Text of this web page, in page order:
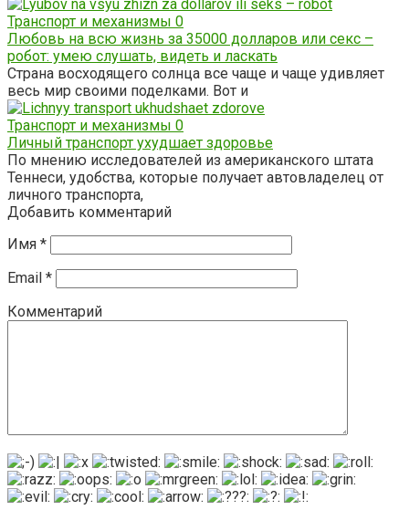
Транспорт и механизмы 0
Любовь на всю жизнь за 35000 долларов или секс –
робот: умею слушать, видеть и ласкать
Страна восходящего солнца все чаще и чаще удивляет
весь мир своими поделками. Вот и
Транспорт и механизмы 0
Личный транспорт ухудшает здоровье
По мнению исследователей из американского штата
Теннеси, удобства, которые получает автовладелец от
личного транспорта,
Добавить комментарий
Имя *
Email *
Комментарий